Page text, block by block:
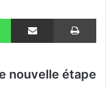
WhatsApp Partager par email
nouvelle étape